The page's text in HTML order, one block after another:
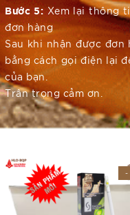
Bước 5:Xem lại thông
đơn hàng
Sau khi nhận được
bằng cách gọi điện lại
của bạn.
Trân trọng cảm ơn.
-